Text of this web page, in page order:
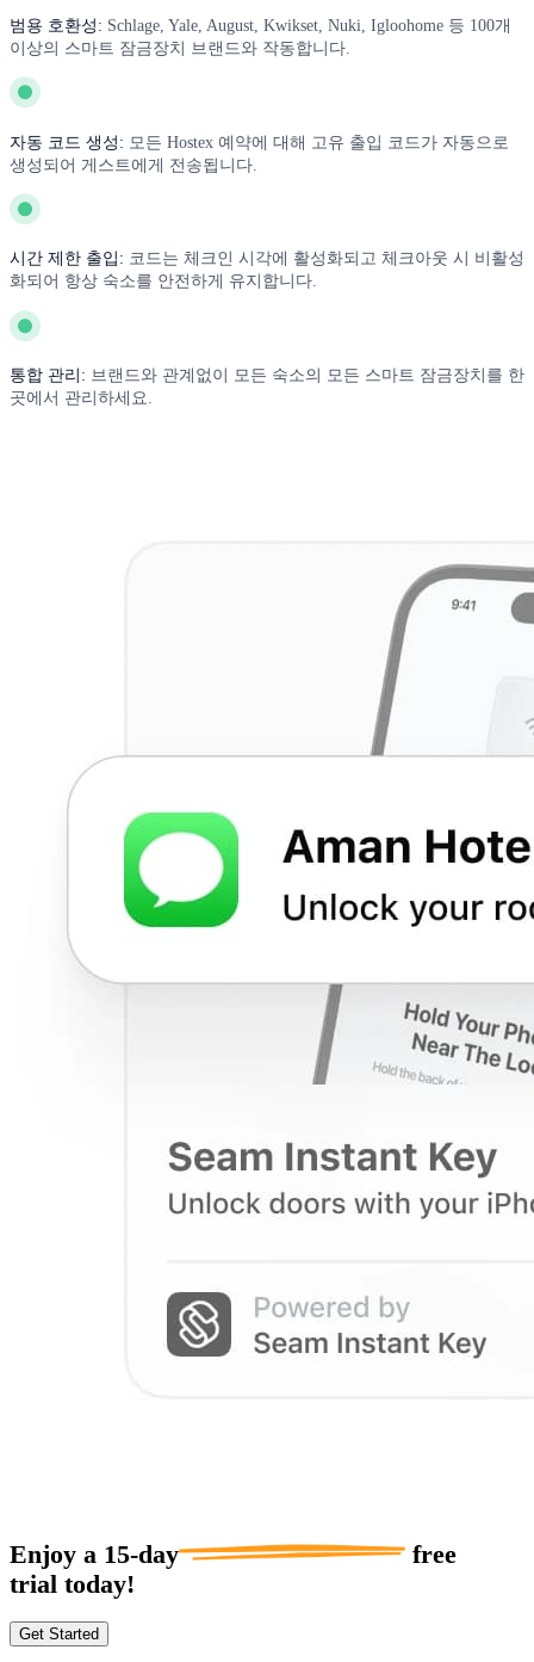
범용 호환성: Schlage, Yale, August, Kwikset, Nuki, Igloohome 등 100개
이상의 스마트 잠금장치 브랜드와 작동합니다.
자동 코드 생성: 모든 Hostex 예약에 대해 고유 출입 코드가 자동으로
생성되어 게스트에게 전송됩니다.
시간 제한 출입: 코드는 체크인 시각에 활성화되고 체크아웃 시 비활성
화되어 항상 숙소를 안전하게 유지합니다.
통합 관리: 브랜드와 관계없이 모든 숙소의 모든 스마트 잠금장치를 한
곳에서 관리하세요.
Enjoy a 15-day
free
trial today!
Get Started